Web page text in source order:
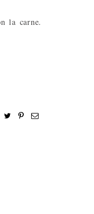
la carne.